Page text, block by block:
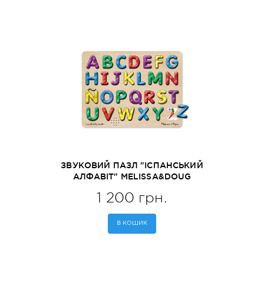
ЗВУКОВИЙ ПАЗЛ "ІСПАНСЬКИЙ
АЛФАВІТ" MELISSA&DOUG
1 200 грн.
В КОШИК